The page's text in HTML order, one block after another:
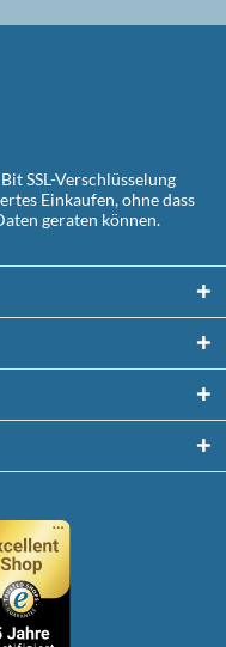
SSL-Verschlüsselung
Einkaufen, ohne dass
geraten können.